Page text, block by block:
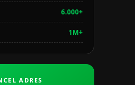
6.000+
1M+
ADRES